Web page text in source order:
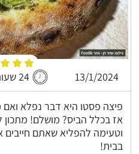
13/1/2024 24 שעות ו-2 דקות
פיצה פסטו היא דבר נפלא
אז בכלל הביס? מושלם!
וטעימה להפליא שאתם חייבים
בבית!